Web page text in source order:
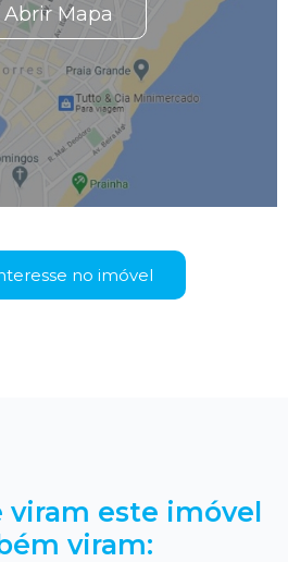
Mapa
no imóvel
viram este imóvel
viram: